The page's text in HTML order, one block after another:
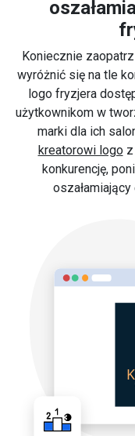
Koniecznie
wyróżnić się na tle
logo fryzjera
użytkownikom w
marki dla ich
kreatorowi logoz
konkurencję,